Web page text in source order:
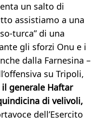
un salto di
assistiamo a una
turca” di una
gli sforzi Onu e i
dalla Farnesina –
su Tripoli,
il generale Haftar
di velivoli,
dell’Esercito